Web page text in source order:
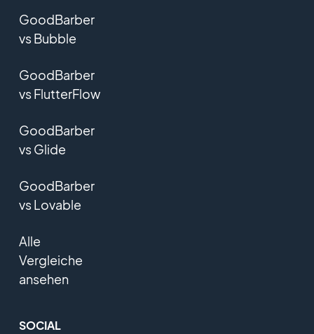
GoodBarber
vs Bubble
GoodBarber
vs FlutterFlow
GoodBarber
vs Glide
GoodBarber
vs Lovable
Alle
Vergleiche
ansehen
SOCIAL